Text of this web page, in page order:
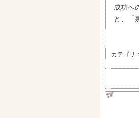
成功へ
と、「
カテゴリ：